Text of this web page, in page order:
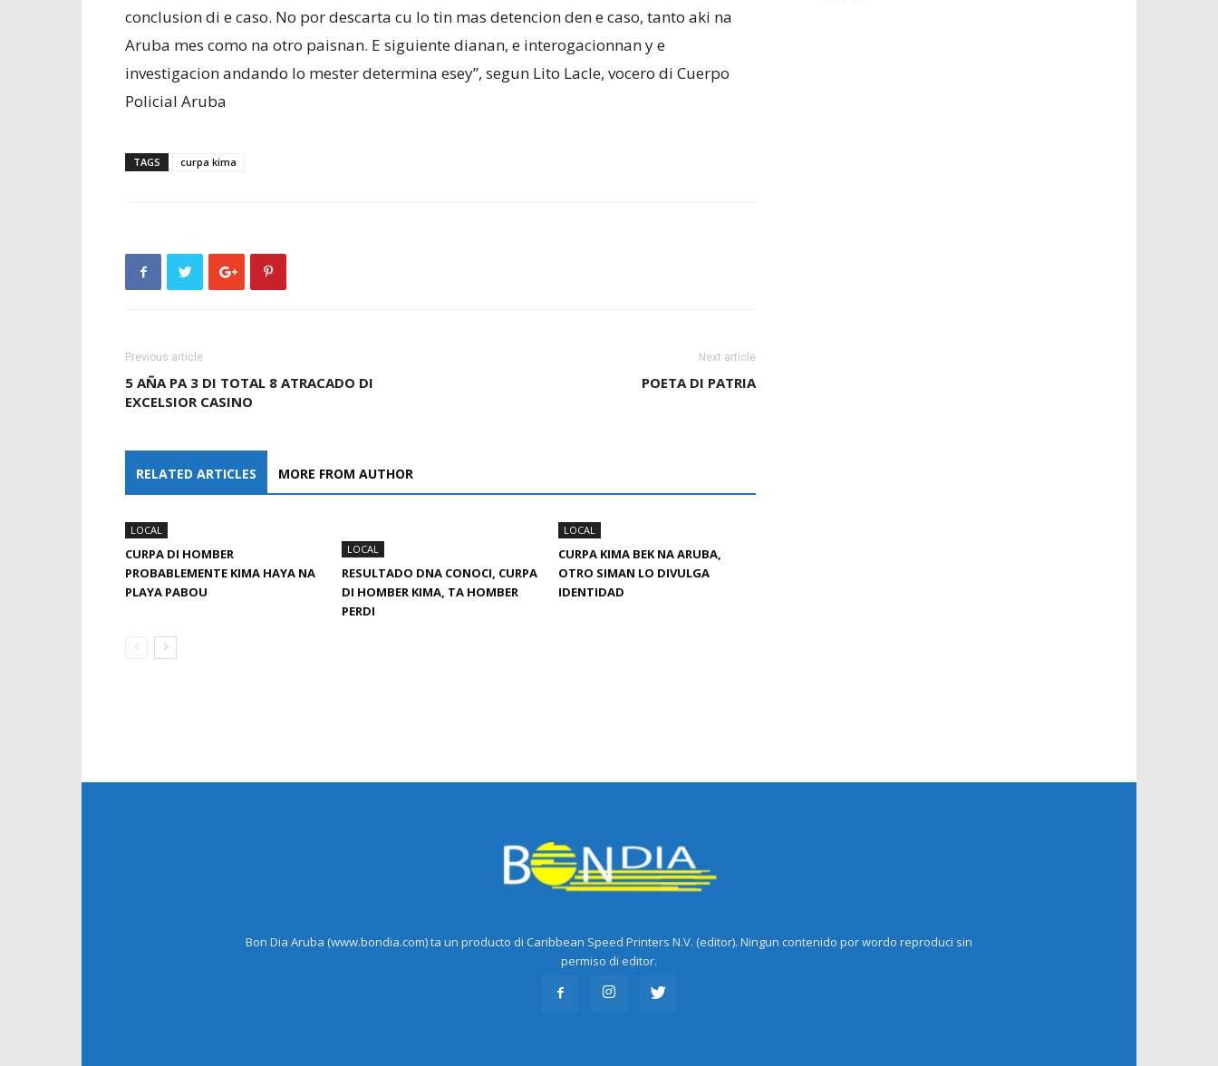
conclusion di e caso. No por descarta cu lo tin mas detencion den e caso, tanto aki na
Aruba mes como na otro paisnan. E siguiente dianan, e interogacionnan y e
investigacion andando lo mester determina esey”, segun Lito Lacle, vocero di Cuerpo
Policial Aruba
TAGS curpa kima
Previous article
5 AÑA PA 3 DI TOTAL 8 ATRACADO DI
EXCELSIOR CASINO
Next article
POETA DI PATRIA
RELATED ARTICLES MORE FROM AUTHOR
LOCAL
CURPA DI HOMBER
PROBABLEMENTE KIMA HAYA NA
PLAYA PABOU
LOCAL
RESULTADO DNA CONOCI, CURPA
DI HOMBER KIMA, TA HOMBER
PERDI
LOCAL
CURPA KIMA BEK NA ARUBA,
OTRO SIMAN LO DIVULGA
IDENTIDAD
Bon Dia Aruba (www.bondia.com) ta un producto di Caribbean Speed Printers N.V. (editor). Ningun contenido por wordo reproduci sin
permiso di editor.